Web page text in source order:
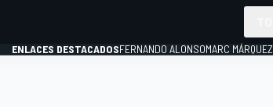
ENLACES DESTACADOSFERNANDO ALONSOMARC MÁRQUEZ